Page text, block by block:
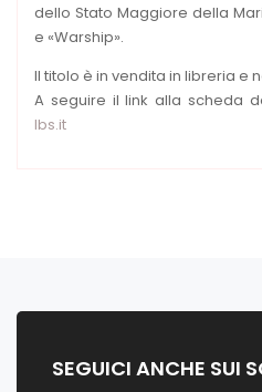
dello Stato Maggiore della
e «Warship».
Il titolo è in vendita in libreria e
A seguire il link alla scheda
Ibs.it
SEGUICI ANCHE SUI